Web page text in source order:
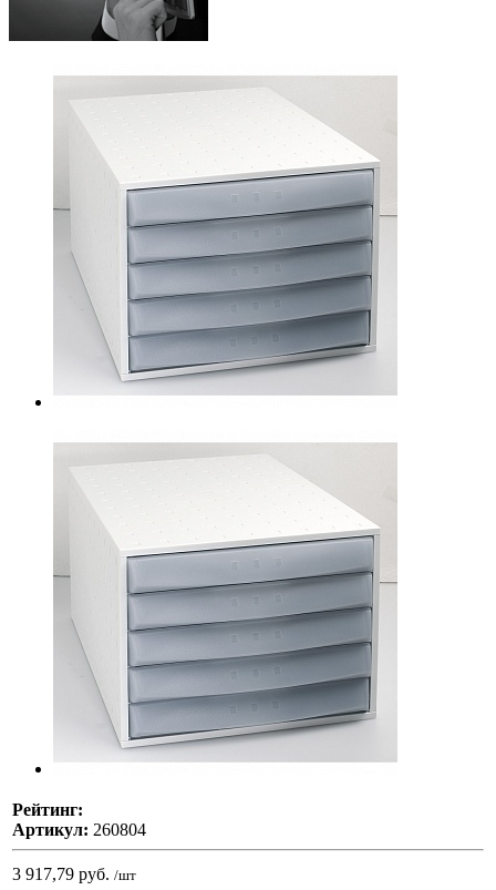
Рейтинг:
Артикул: 260804
3 917,79 руб. /шт